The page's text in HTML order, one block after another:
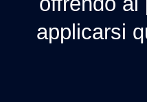
applicarsi